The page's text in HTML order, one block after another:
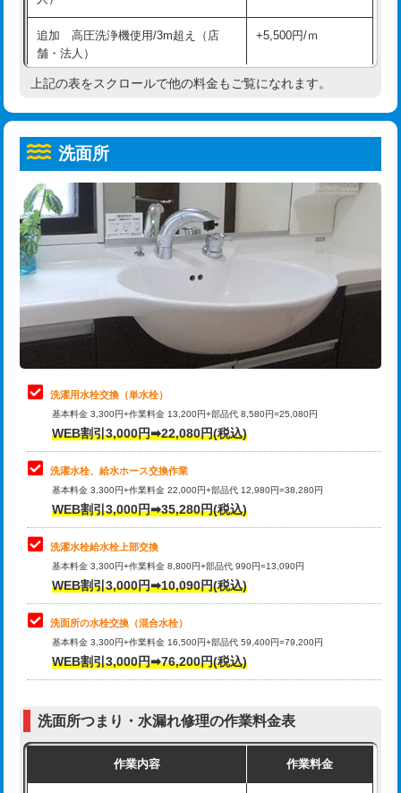
コンクリート斫り（厚さ10㎝超え）
モルタル補修（厚さ10㎝まで） 27,500円
モルタル補修（厚さ10㎝超え） 38,500円
洗面台設置 38,500円
追加人工
廃棄・処分 現場見積
※給水管工事は20mmまでの価格です。
給水管工事※（ホール加工)
給水管工事※（バンド止め) 3,300円
給水管工事※（支持金具設置) 5,500円
給水管工事※（保温材使用（バンド止
め込み）)
5,500円
給水管工事※（土の掘削・埋め戻し作
業)
11,000円
給水管工事※（塩ビ管（VP・HI）使
用/3ｍまで)
33,000円
給水管工事※（塩ビ管（VP・HI）使
用（追加）/3ｍ超え)
給水管工事※（ライニング鋼管・銅
管・ポリ管・HT管使用/3ｍまで)
44,000円
給水管工事※（ライニング鋼管・銅
管・ポリ管・HT管使用/3ｍ超え)
排水管工事（土の掘削・埋め戻し作
業）
排水管工事（排水管工事/3ｍまで） 55,000円
排水管工事（追加 排水管工事/3ｍ超
え）
マス交換（土の掘削・埋め戻し作業）
マス交換（深さ50㎝未満）
マス交換（深さ50㎝以上）
モルタル補修（厚さ10㎝まで） 27,500円
追加 高圧洗浄機使用/3m超え（店
舗・法人）
+5,500円/ｍ
高度高圧洗浄換 現地調査
トーラー機使用/3mまで
追加トーラー機使用/3m超え +3,300円
カメラ調査 33,000円
桝清掃
止水・漏水調査・防水処理・清掃・修
理・調整・分解・加工など（軽作業）
11,000円
止水・漏水調査・防水処理・清掃・修
理・調整・分解・加工など（中作業）
22,000円
止水・漏水調査・防水処理・清掃・修
理・調整・分解・加工など（重作業）
33,000円
キッチンタンク脱着
その他部品の脱着
交換・取付（タンク）
交換・取付(単水栓（壁付・デッキ
式）)
交換・取付(混合水栓（壁付・デッキ
式・ワンホール）)
16,500円+材料費
（P/S/ポップアップ））
交換・取付（その他部品） 11,000円+材料費
持込商品取付（単水栓） 13,200円
上記の表をスクロールで他の料金もご覧になれます。
洗面所
洗濯用水栓交換（単水栓）
基本料金 3,300円+作業料金 13,200円+部品代 8,580円=25,080円
WEB割引3,000円➡22,080円(税込)
洗濯水栓、給水ホース交換作業
基本料金 3,300円+作業料金 22,000円+部品代 12,980円=38,280円
WEB割引3,000円➡35,280円(税込)
洗濯水栓給水栓上部交換
基本料金 3,300円+作業料金 8,800円+部品代 990円=13,090円
WEB割引3,000円➡10,090円(税込)
洗面所の水栓交換（混合水栓）
基本料金 3,300円+作業料金 16,500円+部品代 59,400円=79,200円
WEB割引3,000円➡76,200円(税込)
洗面所つまり・水漏れ修理の作業料金表
作業内容 作業料金